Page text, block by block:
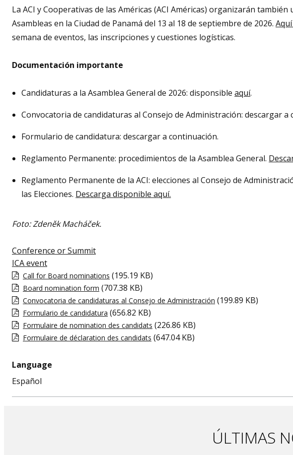
La ACI y Cooperativas de las Américas (ACI Américas) organizarán
Asambleas en la Ciudad de Panamá del 13 al 18 de septiembre de 2026. Aquí
semana de eventos, las inscripciones y cuestiones logísticas.
Documentación importante
Candidaturas a la Asamblea General de 2026: disponsibleaquí.
Convocatoria de candidaturas al Consejo de Administración: descargar a
Formulario de candidatura: descargar a continuación.
Reglamento Permanente: procedimientos de la Asamblea General.
Reglamento Permanente de la ACI: elecciones al Consejo de
las Elecciones. Descarga disponible aquí.
Foto: Zdeněk Macháček.
Conference or Summit
ICA event
Call for Board nominations (195.19 KB)
Board nomination form (707.38 KB)
Convocatoria de candidaturas al Consejo de Administración (199.89 KB)
Formulario de candidatura (656.82 KB)
Formulaire de nomination des candidats (226.86 KB)
Formulaire de déclaration des candidats (647.04 KB)
Language
Español
ÚLTIMAS